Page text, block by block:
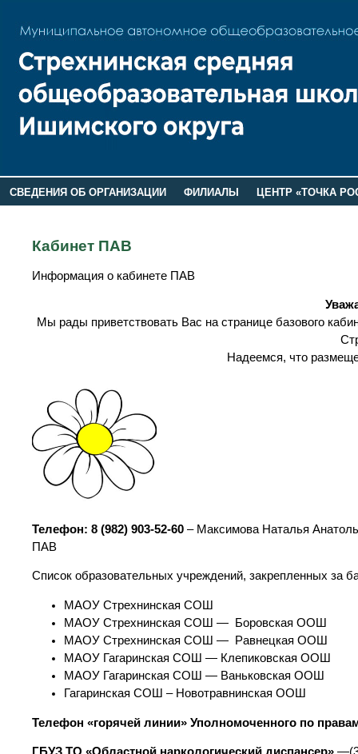
СВЕДЕНИЯ ОБ ОРГАНИЗАЦИИ ФИЛИАЛЫ
ЦЕНТР «ТОЧКА
Кабинет ПАВ
Информация о кабинете ПАВ
Мы рады приветствовать Вас на странице базового
Надеемся, что
Телефон: 8 (982) 903-52-60 – Максимова Наталья
ПАВ
Список образовательных учреждений, закрепленных за
МАОУ Стрехнинская СОШ
МАОУ Стрехнинская СОШ — Боровская ООШ
МАОУ Стрехнинская СОШ — Равнецкая ООШ
МАОУ Гагаринская СОШ — Клепиковская ООШ
МАОУ Гагаринская СОШ — Ваньковская ООШ
Гагаринская СОШ – Новотравнинская ООШ
Телефон «горячей линии» Уполномоченного по